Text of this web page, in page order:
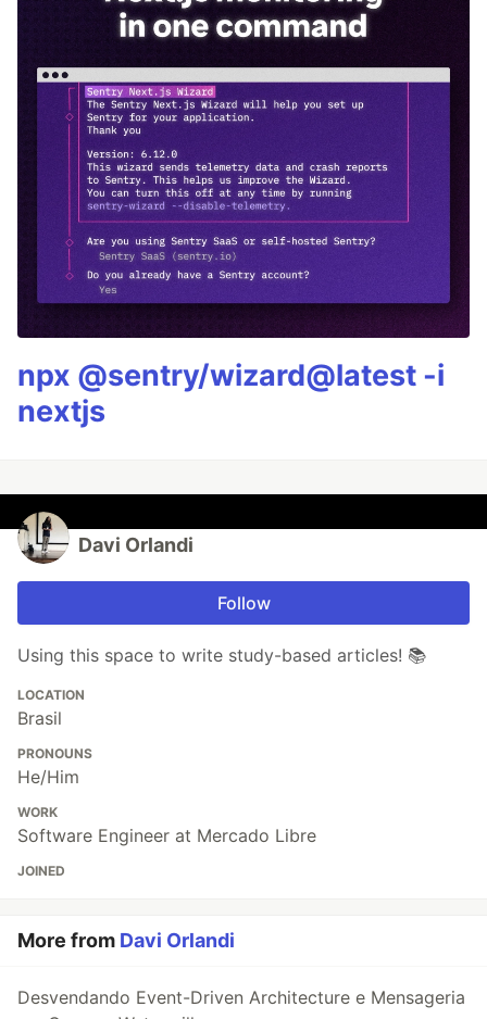
npx @sentry/wizard@latest -i
nextjs
Davi Orlandi
Follow
Using this space to write study-based articles! 📚
LOCATION
Brasil
PRONOUNS
He/Him
WORK
Software Engineer at Mercado Libre
JOINED
More from Davi Orlandi
Desvendando Event-Driven Architecture e Mensageria